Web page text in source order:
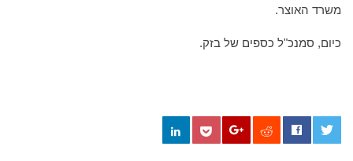
משרד האוצר.
כיום, סמנכ"ל כספים של בזק.